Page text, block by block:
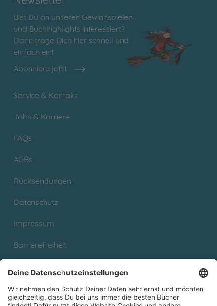
Bist Du an unseren Gewinnspielen
und Buchhighlights interessiert?
Dann trage Dich hier schnell und
einfach ein!
Abonniere jetzt
Service & Kontakt
Jobs & Karriere
FAQs
AGBs
Rücksendungen
Datenschutz
Impressum
Barrierefreiheit
Partnerprogramm (Affiliate)